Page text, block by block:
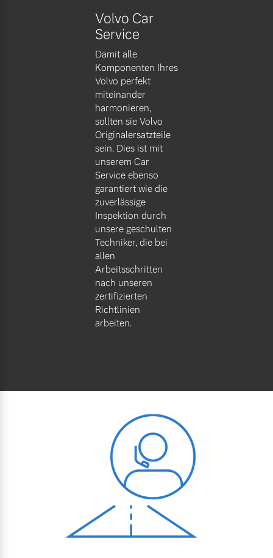
Volvo Car
Service
Damit alle
Komponenten Ihres
Volvo perfekt
miteinander
harmonieren,
sollten sie Volvo
Originalersatzteile
sein. Dies ist mit
unserem Car
Service ebenso
garantiert wie die
zuverlässige
Inspektion durch
unsere geschulten
Techniker, die bei
allen
Arbeitsschritten
nach unseren
zertifizierten
Richtlinien
arbeiten.